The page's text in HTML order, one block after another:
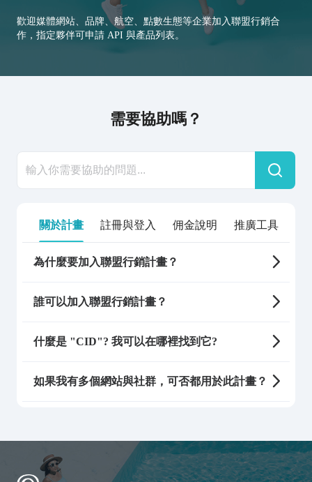
歡迎媒體網站、品牌、航空、點數生態等企業加入聯盟行銷合
作，指定夥伴可申請 API 與產品列表。
需要協助嗎？
關於計畫 註冊與登入 佣金說明 推廣工具
為什麼要加入聯盟行銷計畫？
誰可以加入聯盟行銷計畫？
什麼是 "CID"? 我可以在哪裡找到它?
如果我有多個網站與社群，可否都用於此計畫？